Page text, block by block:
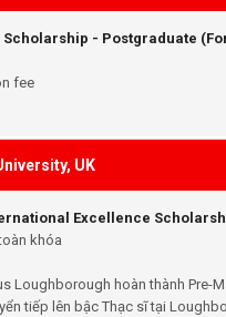
- Postgraduate
fee
UK
Excellence
khóa
Loughborough hoàn thành Pre-
tiếp lên bậc Thạc sĩ tại